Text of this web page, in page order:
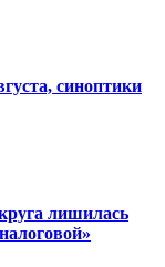
синоптики
лишилась